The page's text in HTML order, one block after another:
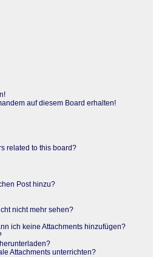
auf diesem Board erhalten!
related to this board?
Post hinzu?
nicht mehr sehen?
ich keine Attachments hinzufügen?
Attachments unterrichten?